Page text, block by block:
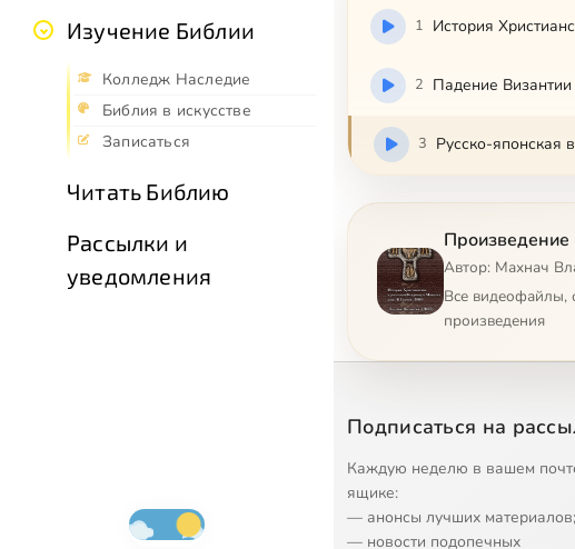
Изучение Библии
Колледж Наследие
Библия в искусстве
Записаться
Читать Библию
Рассылки и
уведомления
1 История
2 Падение Византии
3 Русско-японская
Произведение
Автор: Махнач
Все видеофайлы,
произведения
Подписаться на
Каждую неделю в вашем
ящике:
— анонсы лучших материалов;
— новости подопечных